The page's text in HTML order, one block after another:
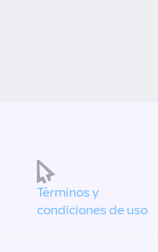
Términos y
condiciones de uso